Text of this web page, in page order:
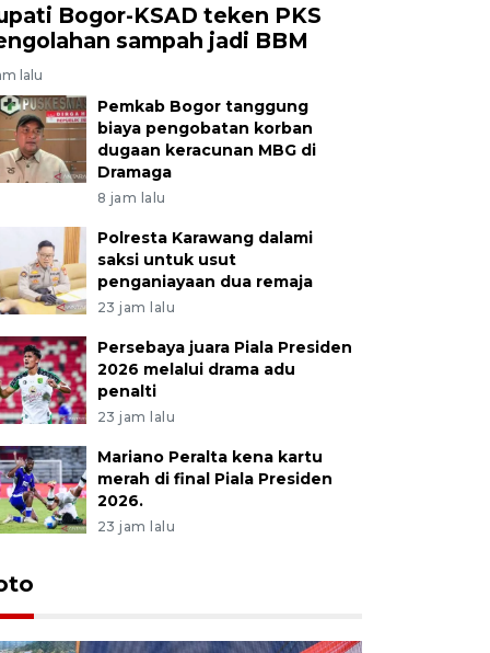
Bogor-KSAD teken PKS
sampah jadi BBM
lalu
Pemkab Bogor tanggung
biaya pengobatan korban
dugaan keracunan MBG di
Dramaga
8 jam lalu
Polresta Karawang dalami
saksi untuk usut
penganiayaan dua remaja
23 jam lalu
Persebaya juara Piala Presiden
2026 melalui drama adu
penalti
23 jam lalu
Mariano Peralta kena kartu
merah di final Piala Presiden
2026.
23 jam lalu